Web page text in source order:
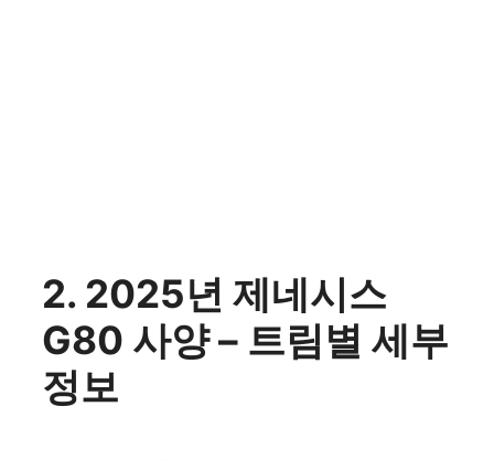
2. 2025년 제네시스
G80 사양 – 트림별 세부
정보